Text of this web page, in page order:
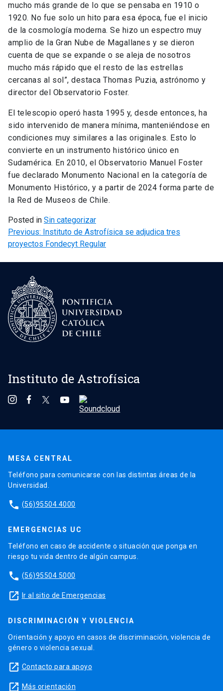
mucho más grande de lo que se pensaba en 1910 o
1920. No fue solo un hito para esa época, fue el inicio
de la cosmología moderna. Se hizo un espectro muy
amplio de la Gran Nube de Magallanes y se dieron
cuenta de que se expande o se aleja de nosotros
mucho más rápido que el resto de las estrellas
cercanas al sol”, destaca Thomas Puzia, astrónomo y
director del Observatorio Foster.
El telescopio operó hasta 1995 y, desde entonces, ha
sido intervenido de manera mínima, manteniéndose en
condiciones muy similares a las originales. Esto lo
convierte en un instrumento histórico único en
Sudamérica. En 2010, el Observatorio Manuel Foster
fue declarado Monumento Nacional en la categoría de
Monumento Histórico, y a partir de 2024 forma parte de
la Red de Museos de Chile.
Posted in Sin categorizar
Navegación
de
entradas
Previous: Instituto de Astrofísica se adjudica tres
proyectos Fondecyt Regular
Instituto de Astrofísica
MESA CENTRAL
Teléfono para comunicarse con las distintas áreas de la
Universidad.
phone (56)95504 4000
EMERGENCIAS UC
Teléfono en caso de accidente o situación que ponga en
riesgo tu vida dentro de algún campus.
phone (56)95504 5000
launch Ir al sitio de Emergencias
DISCRIMINACIÓN Y VIOLENCIA
Orientación y apoyo en casos de discriminación, violencia de
género o violencia sexual.
launch Contacto para apoyo
launch Más orientación